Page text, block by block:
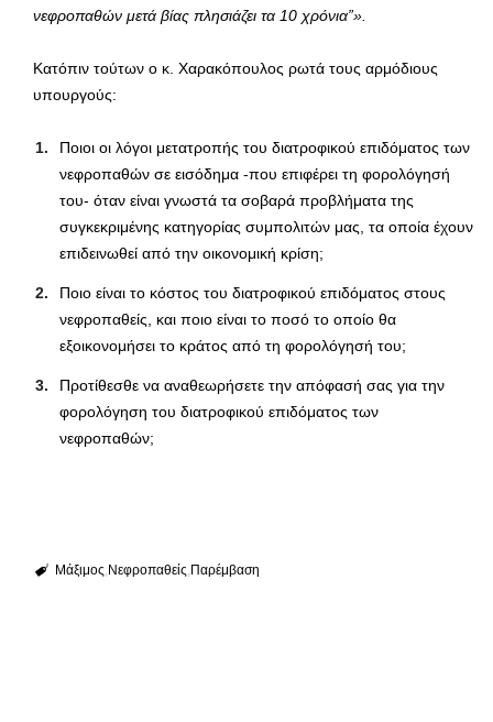
νεφροπαθών μετά βίας πλησιάζει τα 10 χρόνια”».
Κατόπιν τούτων ο κ. Χαρακόπουλος ρωτά τους αρμόδιους
υπουργούς:
Ποιοι οι λόγοι μετατροπής του διατροφικού επιδόματος των
νεφροπαθών σε εισόδημα -που επιφέρει τη φορολόγησή
του- όταν είναι γνωστά τα σοβαρά προβλήματα της
συγκεκριμένης κατηγορίας συμπολιτών μας, τα οποία έχουν
επιδεινωθεί από την οικονομική κρίση;
Ποιο είναι το κόστος του διατροφικού επιδόματος στους
νεφροπαθείς, και ποιο είναι το ποσό το οποίο θα
εξοικονομήσει το κράτος από τη φορολόγησή του;
Προτίθεσθε να αναθεωρήσετε την απόφασή σας για την
φορολόγηση του διατροφικού επιδόματος των
νεφροπαθών;
Μάξιμος Νεφροπαθείς Παρέμβαση